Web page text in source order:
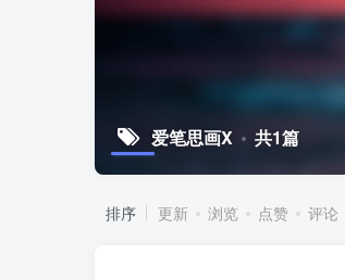
爱笔思画X 共1篇
排序 更新 浏览 点赞 评论